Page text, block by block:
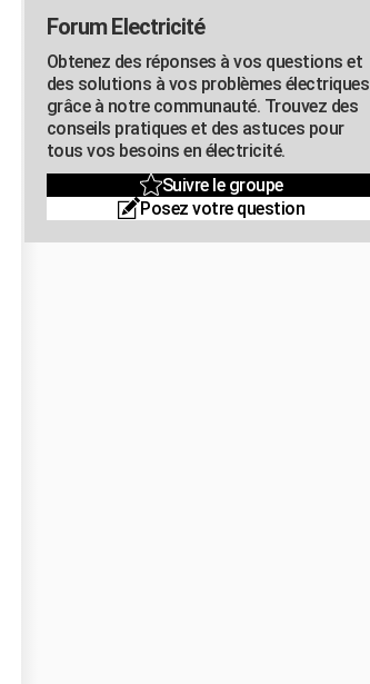
Forum Electricité
Obtenez des réponses à vos questions et
des solutions à vos problèmes électriques
grâce à notre communauté. Trouvez des
conseils pratiques et des astuces pour
tous vos besoins en électricité.
Suivre le groupe
Posez votre question